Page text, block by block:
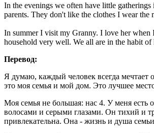
In the evenings we often have little
parents. They don't like the clothes I wear the
In summer I visit my Granny. I love her when
household very well. We all are in the habit
Перевод:
Я думаю, каждый человек всегда мечтает
это моя семья и мой дом. Это лучшее
Моя семья не большая: нас 4. У меня
волосами и серыми глазами. Он тихий и
привлекательна. Она - жизнь и душа